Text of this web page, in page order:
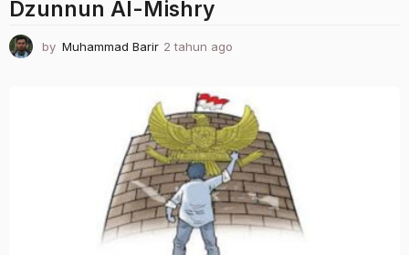
Dzunnun Al-Mishry
by Muhammad Barir 2 tahun ago
u
n
a
g
o